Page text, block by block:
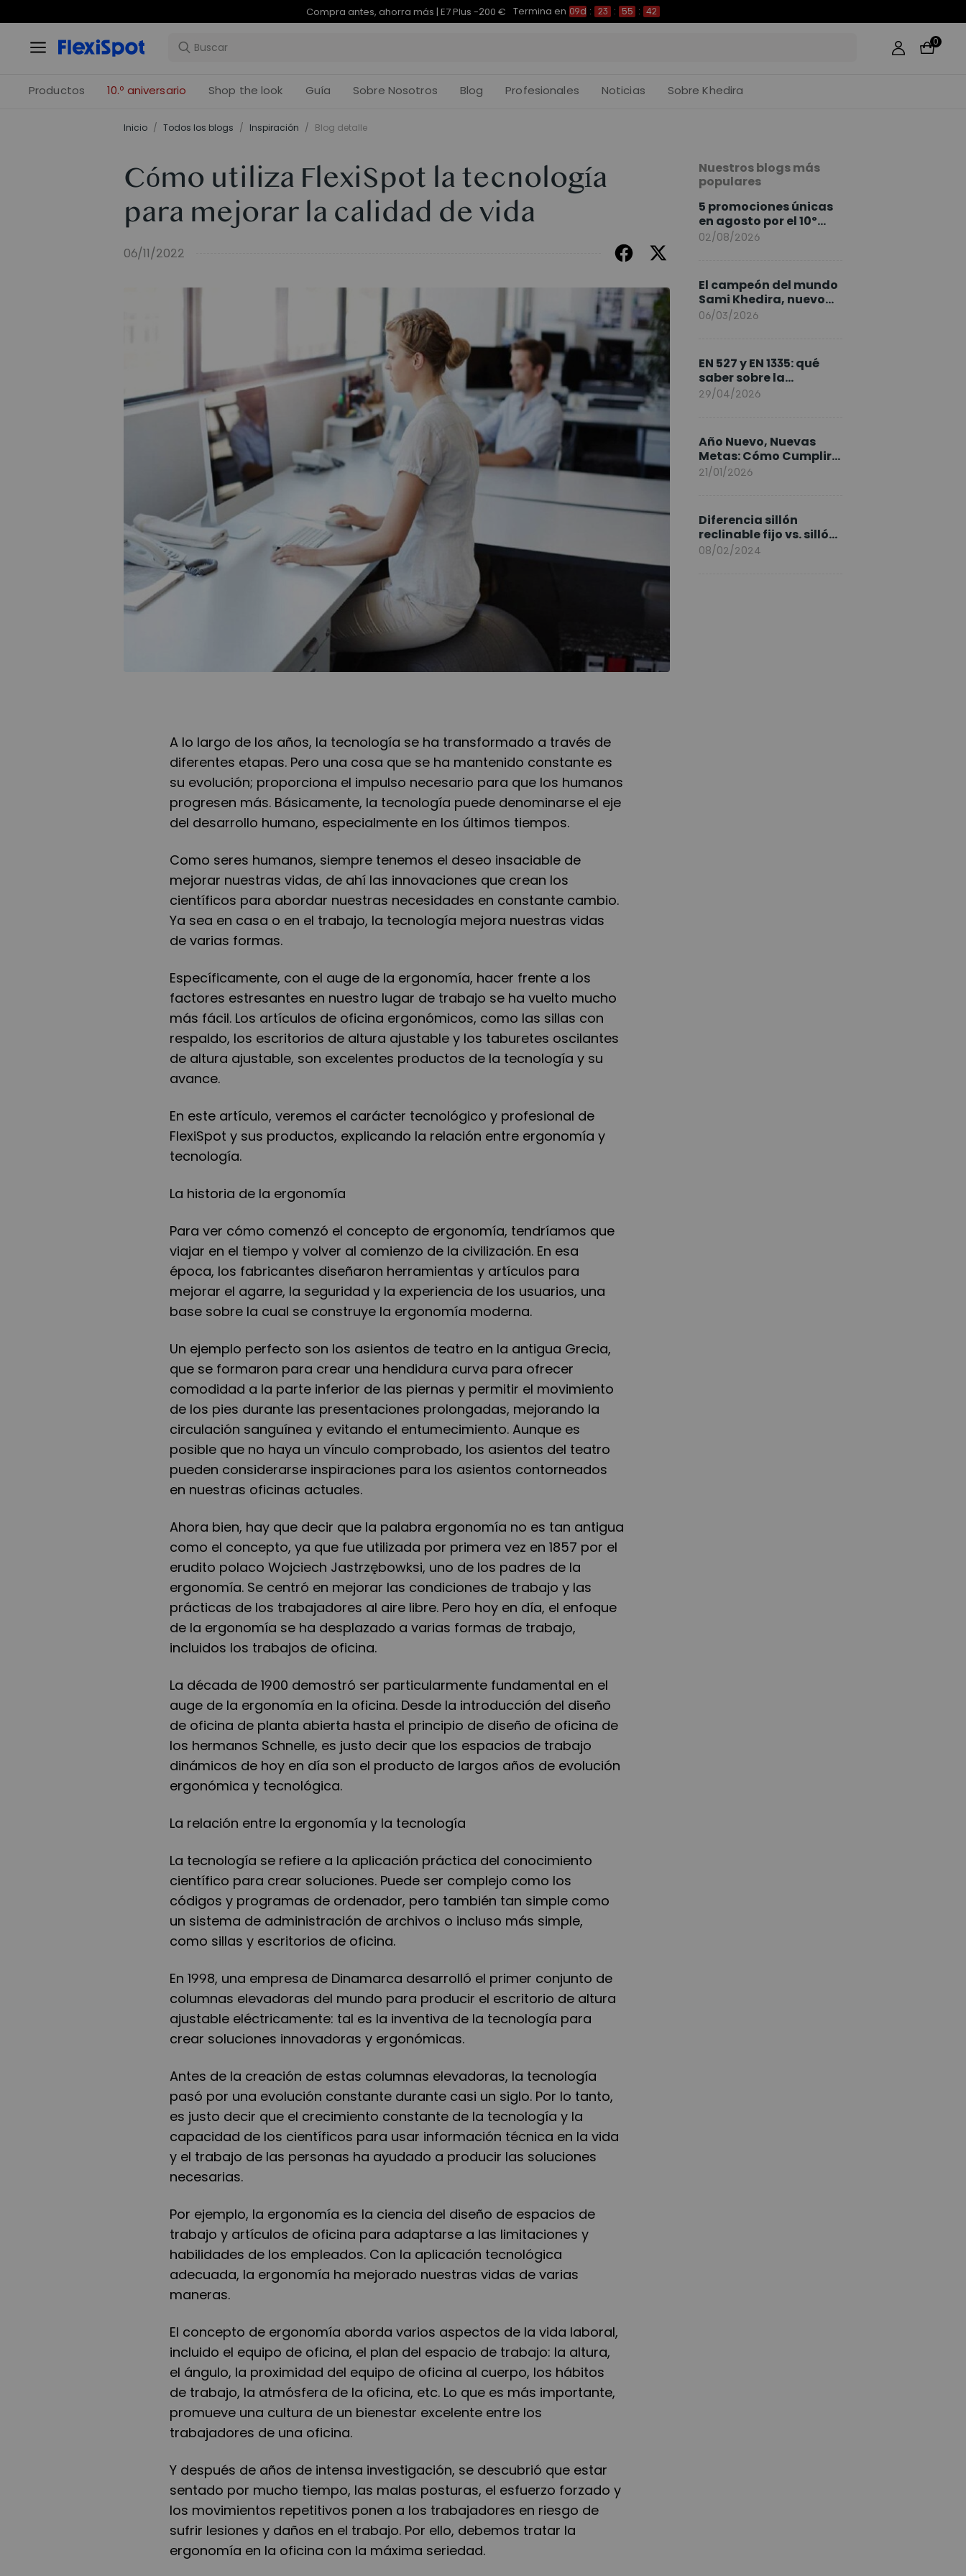
Compra antes, ahorra más | E7 Plus -200 € Termina en 09d : 23 : 55 : 41
0
Productos 10.º aniversario Shop the look Guía Sobre Nosotros Blog Profesionales Noticias Sobre Khedira
Inicio / Todos los blogs / Inspiración / Blog detalle
Cómo utiliza FlexiSpot la tecnología
para mejorar la calidad de vida
06/11/2022
A lo largo de los años, la tecnología se ha transformado a través de
diferentes etapas. Pero una cosa que se ha mantenido constante es
su evolución; proporciona el impulso necesario para que los humanos
progresen más. Básicamente, la tecnología puede denominarse el eje
del desarrollo humano, especialmente en los últimos tiempos.
Como seres humanos, siempre tenemos el deseo insaciable de
mejorar nuestras vidas, de ahí las innovaciones que crean los
científicos para abordar nuestras necesidades en constante cambio.
Ya sea en casa o en el trabajo, la tecnología mejora nuestras vidas
de varias formas.
Específicamente, con el auge de la ergonomía, hacer frente a los
factores estresantes en nuestro lugar de trabajo se ha vuelto mucho
más fácil. Los artículos de oficina ergonómicos, como las sillas con
respaldo, los escritorios de altura ajustable y los taburetes oscilantes
de altura ajustable, son excelentes productos de la tecnología y su
avance.
En este artículo, veremos el carácter tecnológico y profesional de
FlexiSpot y sus productos, explicando la relación entre ergonomía y
tecnología.
La historia de la ergonomía
Para ver cómo comenzó el concepto de ergonomía, tendríamos que
viajar en el tiempo y volver al comienzo de la civilización. En esa
época, los fabricantes diseñaron herramientas y artículos para
mejorar el agarre, la seguridad y la experiencia de los usuarios, una
base sobre la cual se construye la ergonomía moderna.
Un ejemplo perfecto son los asientos de teatro en la antigua Grecia,
que se formaron para crear una hendidura curva para ofrecer
comodidad a la parte inferior de las piernas y permitir el movimiento
de los pies durante las presentaciones prolongadas, mejorando la
circulación sanguínea y evitando el entumecimiento. Aunque es
posible que no haya un vínculo comprobado, los asientos del teatro
pueden considerarse inspiraciones para los asientos contorneados
en nuestras oficinas actuales.
Ahora bien, hay que decir que la palabra ergonomía no es tan antigua
como el concepto, ya que fue utilizada por primera vez en 1857 por el
erudito polaco Wojciech Jastrzębowksi, uno de los padres de la
ergonomía. Se centró en mejorar las condiciones de trabajo y las
prácticas de los trabajadores al aire libre. Pero hoy en día, el enfoque
de la ergonomía se ha desplazado a varias formas de trabajo,
incluidos los trabajos de oficina.
La década de 1900 demostró ser particularmente fundamental en el
auge de la ergonomía en la oficina. Desde la introducción del diseño
de oficina de planta abierta hasta el principio de diseño de oficina de
los hermanos Schnelle, es justo decir que los espacios de trabajo
dinámicos de hoy en día son el producto de largos años de evolución
ergonómica y tecnológica.
La relación entre la ergonomía y la tecnología
La tecnología se refiere a la aplicación práctica del conocimiento
científico para crear soluciones. Puede ser complejo como los
códigos y programas de ordenador, pero también tan simple como
un sistema de administración de archivos o incluso más simple,
como sillas y escritorios de oficina.
En 1998, una empresa de Dinamarca desarrolló el primer conjunto de
columnas elevadoras del mundo para producir el escritorio de altura
ajustable eléctricamente: tal es la inventiva de la tecnología para
crear soluciones innovadoras y ergonómicas.
Antes de la creación de estas columnas elevadoras, la tecnología
pasó por una evolución constante durante casi un siglo. Por lo tanto,
es justo decir que el crecimiento constante de la tecnología y la
capacidad de los científicos para usar información técnica en la vida
y el trabajo de las personas ha ayudado a producir las soluciones
necesarias.
Por ejemplo, la ergonomía es la ciencia del diseño de espacios de
trabajo y artículos de oficina para adaptarse a las limitaciones y
habilidades de los empleados. Con la aplicación tecnológica
adecuada, la ergonomía ha mejorado nuestras vidas de varias
maneras.
El concepto de ergonomía aborda varios aspectos de la vida laboral,
incluido el equipo de oficina, el plan del espacio de trabajo: la altura,
el ángulo, la proximidad del equipo de oficina al cuerpo, los hábitos
de trabajo, la atmósfera de la oficina, etc. Lo que es más importante,
promueve una cultura de un bienestar excelente entre los
trabajadores de una oficina.
Y después de años de intensa investigación, se descubrió que estar
sentado por mucho tiempo, las malas posturas, el esfuerzo forzado y
los movimientos repetitivos ponen a los trabajadores en riesgo de
sufrir lesiones y daños en el trabajo. Por ello, debemos tratar la
ergonomía en la oficina con la máxima seriedad.
Nuestros blogs más
populares
5 promociones únicas
en agosto por el 10º
Aniversario de
02/08/2026
El campeón del mundo
Sami Khedira, nuevo
embajador de
06/03/2026
EN 527 y EN 1335: qué
saber sobre la
normativa de los
29/04/2026
Año Nuevo, Nuevas
Metas: Cómo Cumplir
tus Objetivos Fitness
21/01/2026
Diferencia sillón
reclinable fijo vs. sillón
elevable
08/02/2024